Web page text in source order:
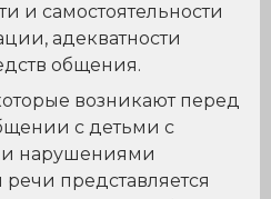
и самостоятельности
адекватности
общения.
возникают перед
с детьми с
нарушениями
представляется